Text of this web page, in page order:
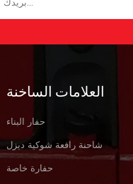
العلامات الساخنة
حفار البناء
شاحنة رافعة شوكية ديزل
حفارة خاصة